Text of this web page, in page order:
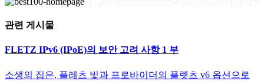
관련 게시물
FLETZ IPv6 (IPoE)의 보안 고려 사항 1 부
소생의 집은, 플레츠 빛과 프로바이더의 플렛츠 v6 옵션으로